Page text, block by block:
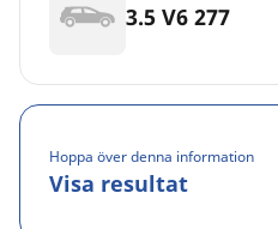
3.5 V6 277
Hoppa över denna information
Visa resultat